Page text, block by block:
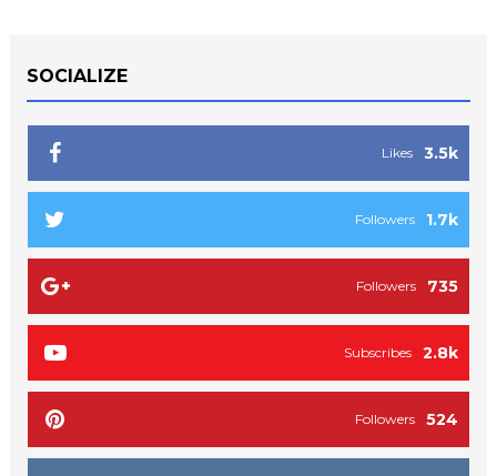
SOCIALIZE
3.5k
Likes
1.7k
Followers
735
Followers
2.8k
Subscribes
524
Followers